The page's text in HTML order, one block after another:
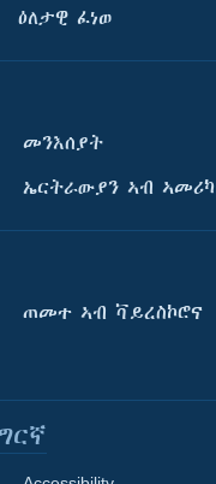
ዕለታዊ ፈነወ
መንእሰያት
ኤርትራውያን ኣብ ኣመሪካ
ጠመተ ኣብ ቫይረስኮሮና